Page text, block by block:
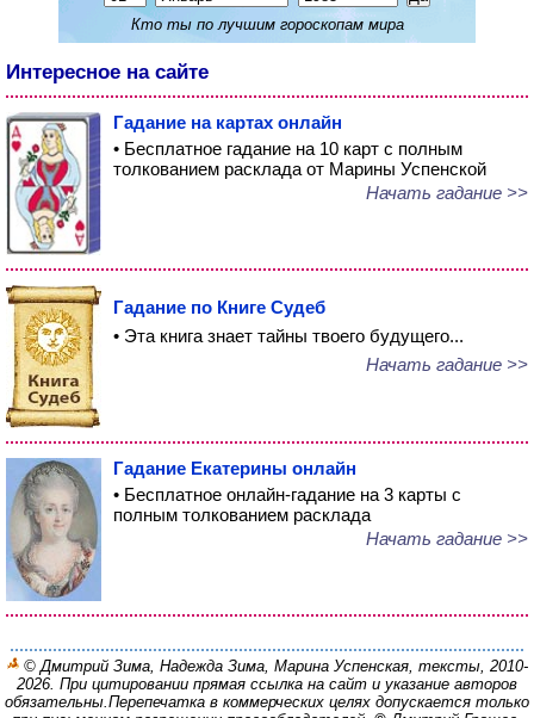
Кто ты по лучшим гороскопам мира
Интересное на сайте
Гадание на картах онлайн
• Бесплатное гадание на 10 карт с полным
толкованием расклада от Марины Успенской
Начать гадание >>
Гадание по Книге Судеб
• Эта книга знает тайны твоего будущего...
Начать гадание >>
Гадание Екатерины онлайн
• Бесплатное онлайн-гадание на 3 карты с
полным толкованием расклада
Начать гадание >>
© Дмитрий Зима, Надежда Зима, Марина Успенская, тексты, 2010-
2026. При цитировании прямая ссылка на сайт и указание авторов
обязательны.Перепечатка в коммерческих целях допускается только